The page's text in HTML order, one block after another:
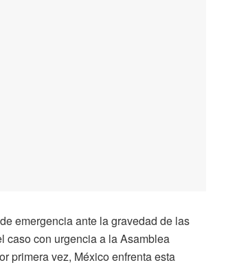
emergencia ante la gravedad de las
caso con urgencia a la Asamblea
primera vez, México enfrenta esta